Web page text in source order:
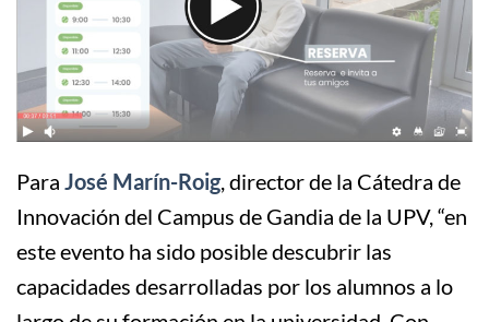
Para José Marín-Roig, director de la Cátedra de
Innovación del Campus de Gandia de la UPV, “en
este evento ha sido posible descubrir las
capacidades desarrolladas por los alumnos a lo